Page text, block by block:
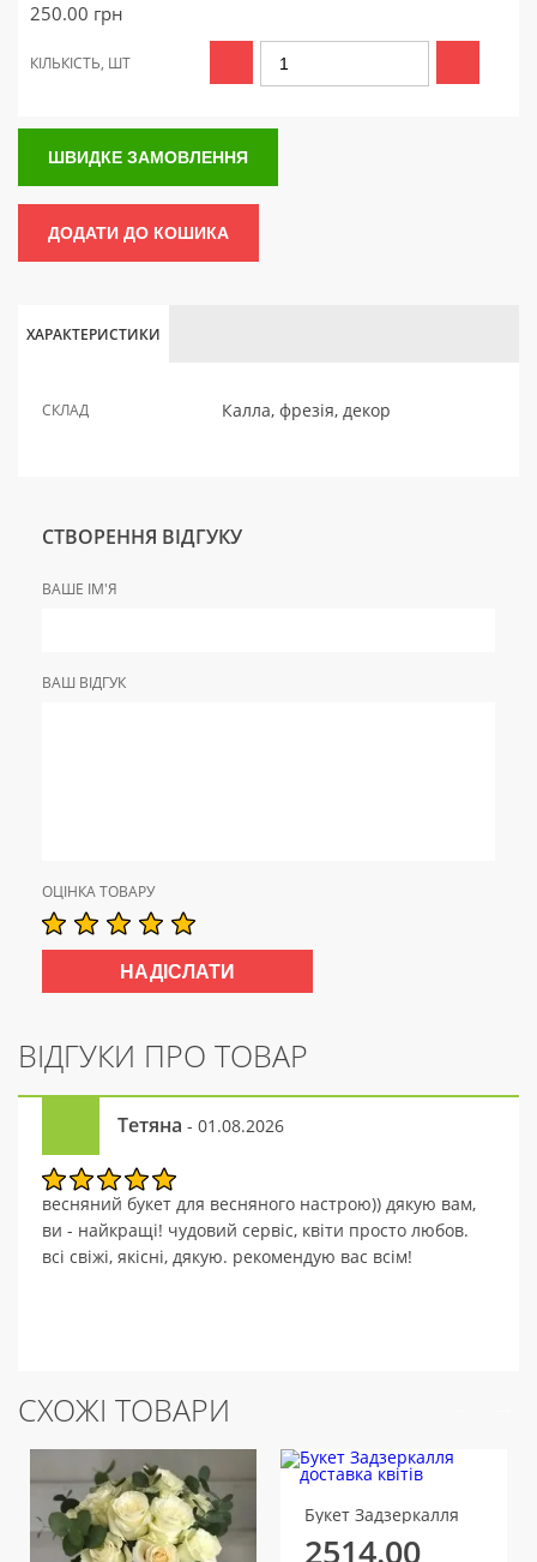
250.00 грн
КІЛЬКІСТЬ, ШТ
ШВИДКЕ ЗАМОВЛЕННЯ
ДОДАТИ ДО КОШИКА
ХАРАКТЕРИСТИКИ
СКЛАД Калла, фрезія, декор
СТВОРЕННЯ ВІДГУКУ
ВАШЕ ІМ'Я
ВАШ ВІДГУК
ОЦІНКА ТОВАРУ
ВІДГУКИ ПРО ТОВАР
Тетяна - 01.08.2026
весняний букет для весняного настрою)) дякую вам,
ви - найкращі! чудовий сервіс, квіти просто любов.
всі свіжі, якісні, дякую. рекомендую вас всім!
СХОЖІ ТОВАРИ
Букет Задзеркалля
2514.00